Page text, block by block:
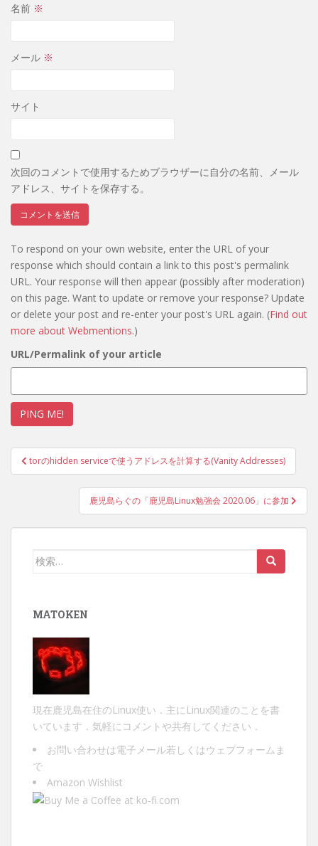
名前 ※
メール ※
サイト
次回のコメントで使用するためブラウザーに自分の名前、メール
アドレス、サイトを保存する。
To respond on your own website, enter the URL of your
response which should contain a link to this post's permalink
URL. Your response will then appear (possibly after moderation)
on this page. Want to update or remove your response? Update
or delete your post and re-enter your post's URL again. (Find out
more about Webmentions.)
URL/Permalink of your article
投
稿
ゲ
torのhidden serviceで使うアドレスを計算する(Vanity Addresses)
鹿児島らぐの「鹿児島Linux勉強会 2020.06」に参加
検
MATOKEN
現在鹿児島在住のLinux使い．主にLinux関連のことを書
いています．気軽にコメントや共有してください．
お問い合わせは電子メール若しくは ウェブフォーム ま
で
Amazon Wishlist